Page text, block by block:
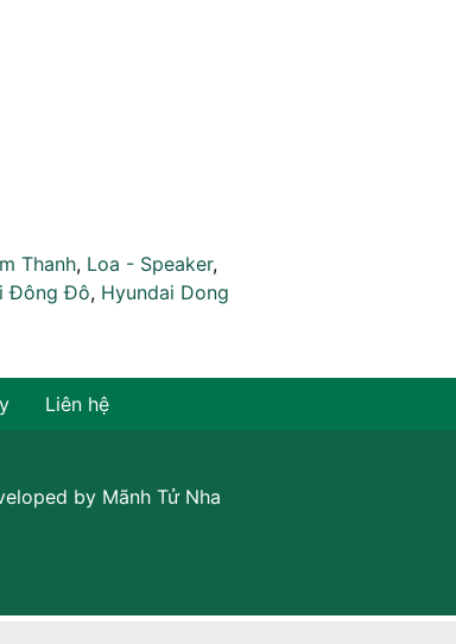
Thanh, Loa - Speaker,
Đông Đô, Hyundai Dong
Liên hệ
by Mãnh Tử Nha